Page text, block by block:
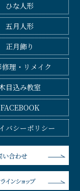
ひな人形
五月人形
正月飾り
修理・リメイク
目込み教室
FACEBOOK
バシーポリシー